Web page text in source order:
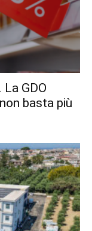
GDO
basta più